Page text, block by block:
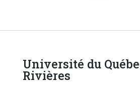
Université du
Rivières